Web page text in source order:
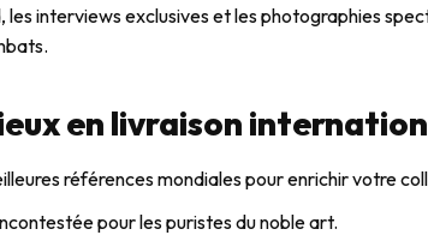
interviews exclusives et les photographies
en livraison
références mondiales pour enrichir votre
pour les puristes du noble art.